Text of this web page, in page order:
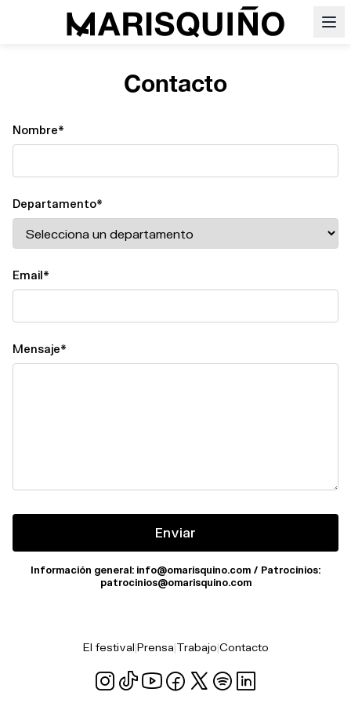
Contacto
Nombre*
Departamento*
Email*
Mensaje*
Enviar
Información general: info@omarisquino.com / Patrocinios:
patrocinios@omarisquino.com
El festival|Prensa|Trabajo|Contacto